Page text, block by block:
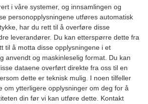
i våre systemer, og innsamlingen og
personopplysningene utføres automatisk
har du rett til å overføre disse
leverandører. Du kan etterspørre dette fra
til å motta disse opplysningene i et
anvendt og maskinleselig format. Du kan
dataene overført direkte fra oss til en
dette er teknisk mulig. I noen tilfeller
om ytterligere opplysninger om deg for å
din før vi kan utføre dette. Kontakt